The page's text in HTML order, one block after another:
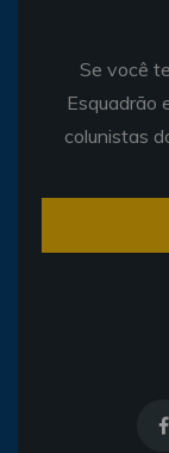
Se você
Esquadrão
colunistas